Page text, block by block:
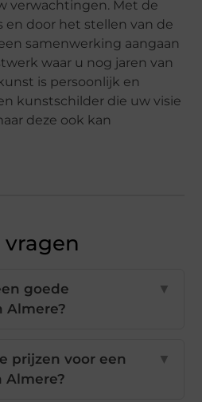
verwachtingen. Met de
door het stellen van de
samenwerking aangaan
waar u nog jaren van
is persoonlijk en
kunstschilder die uw visie
deze ook kan
goede
Almere?
▼
prijzen voor een
Almere?
▼